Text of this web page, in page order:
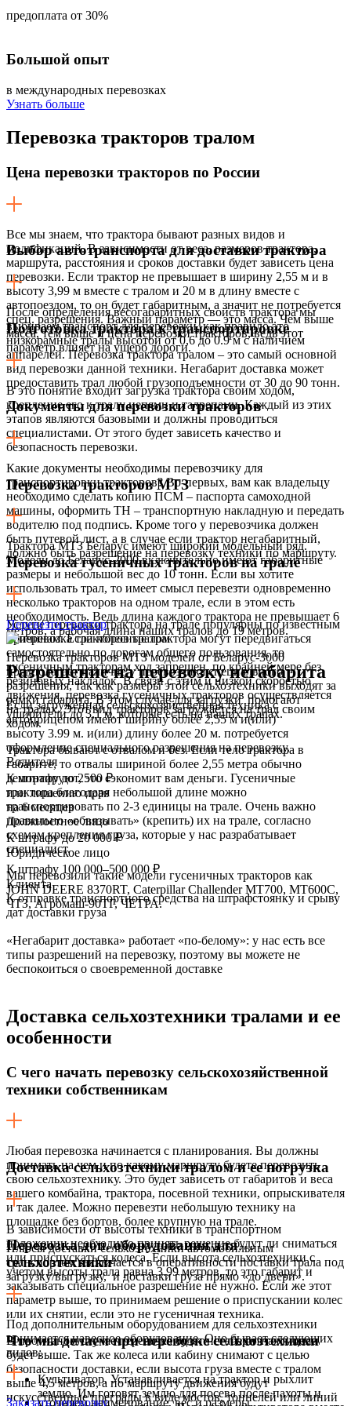
предоплата от 30%
Большой опыт
в международных перевозках
Узнать больше
Перевозка тракторов тралом
Цена перевозки тракторов по России
Все мы знаем, что трактора бывают разных видов и
модификаций. В зависимости от веса, размеров трактора,
маршрута, расстояния и сроков доставки будет зависеть цена
перевозки. Если трактор не превышает в ширину 2,55 м и в
высоту 3,99 м вместе с тралом и 20 м в длину вместе с
автопоездом, то он будет габаритным, а значит не потребуется
спец. разрешения. Важный параметр — это масса. Чем выше
масса, тем выше и цена перевозки тракторов, ведь этот
параметр влияет на ущерб дороги.
Выбор автотранспорта для доставки трактора
После определения весогабаритных свойств трактора мы
выбираем транспорт для перевозки, как правило это
низкорамные тралы высотой от 0,6 до 0.9 м с наличием
аппарелей. Перевозка трактора тралом – это самый основной
вид перевозки данной техники. Негабарит доставка может
предоставить трал любой грузоподъемности от 30 до 90 тонн.
Подготовка трактора к транспортировке
В это понятие входит загрузка трактора своим ходом,
крепление его к тралу цепями и талрепами. Каждый из этих
этапов являются базовыми и должны проводиться
специалистами. От этого будет зависеть качество и
безопасность перевозки.
Документы для перевозки тракторов
Какие документы необходимы перевозчику для
транспортировки тракторов? Во-первых, вам как владельцу
необходимо сделать копию ПСМ – паспорта самоходной
машины, оформить ТН – транспортную накладную и передать
водителю под подпись. Кроме того у перевозчика должен
быть путевой лист, а в случае если трактор негабаритный,
должно быть разрешение на перевозку техники по маршруту.
Перевозка тракторов МТЗ
Трактора МТЗ Беларус имеют широкий модельный ряд.
Модели до Беларус-2000 включительно имеют габаритные
размеры и небольшой вес до 10 тонн. Если вы хотите
использовать трал, то имеет смысл перевезти одновременно
несколько тракторов на одном трале, если в этом есть
необходимость. Ведь длина каждого трактора не превышает 6
метров, а рабочая длина наших тралов до 19 метров.
Перевозка тракторов МТЗ моделей от Беларус-3000
предполагает наличие у перевозчика специального
разрешения, так как размеры этой сельхозтехники выходят за
рамки габарита. В этом случае для загрузки помогают
уширители до 3,1 м, которые есть на наших тралах.
Перевозка гусеничных тракторов на трале
Услуги перевозки трактора на трале популярны по известным
причинам. Если колесные трактора могут передвигаться
самостоятельно по дорогам общего пользования, то
гусеничным тракторам ход запрещен, по крайней мере без
резиновых накладок. В связи с этим и низкой скоростью
движения, перевозка гусеничных тракторов осуществляется
на тралах. Этот вид тракторов загружается на трал своим
ходом.
Трактора бывают с отвалом и без. Если тело трактора в
габарите, то отвалы шириной более 2,55 метра обычно
демонтируют, это сэкономит вам деньги. Гусеничные
трактора благодаря небольшой длине можно
транспортировать по 2-3 единицы на трале. Очень важно
правильно «обвязывать» (крепить) их на трале, согласно
схемам крепления груза, которые у нас разрабатывает
специалист.
Мы перевозили такие модели гусеничных тракторов как
JOHN DEERE 8370RT, Caterpillar Challender МТ700, МТ600С,
ЧТЗ, Агромаш-90ТГ, ЧЕТРА.
Перевезти трактор
Разрешение на перевозку негабарита
Если загруженная сельскохозяйственная техника с
автоприцепом имеют ширину более 2,55 м и(или)
высоту 3.99 м. и(или) длину более 20 м. потребуется
оформление специального разрешения на перевозку.
Водителя
К штрафу до 2500 ₽
или лишению прав
на 6 месяцев
Должностное лицо
К штрафу до 20 000 ₽
Юридическое лицо
К штрафу 100 000–500 000 ₽
Клиента
К отправке транспортного средства на штрафстоянку и срыву
дат доставки груза
«Негабарит доставка» работает «по-белому»: у нас есть все
типы разрешений на перевозку, поэтому вы можете не
беспокоиться о своевременной доставке
Доставка сельхозтехники тралами и ее
особенности
С чего начать перевозку сельскохозяйственной
техники собственникам
Любая перевозка начинается с планирования. Вы должны
понимать на чем и по какому маршруту будете перевозить
свою сельхозтехнику. Это будет зависеть от габаритов и веса
вашего комбайна, трактора, посевной техники, опрыскивателя
и так далее. Можно перевезти небольшую технику на
площадке без бортов, более крупную на трале.
Плюсы доставки сельхозтехники автомобильным
транспортом заключается в оперативности поставки трала под
загрузку/выгрузку, и доставки груза прямо «до двери».
Доставка сельхозтехники тралом и ее погрузка
В зависимости от высоты техники в транспортном
положении необходимо принять решение будут ли сниматься
или приспускаться колеса. Если высота сельхозтехники с
учетом высоты трала равна 3.99 метров, то это габарит и
заказывать специальное разрешение не нужно. Если же этот
параметр выше, то принимаем решение о приспускании колес
или их снятии, если это не гусеничная техника.
В противном случае перевозка будет негабаритная и цена
будет выше. Так же колеса или кабину снимают с целью
безопасности доставки, если высота груза вместе с тралом
выше 4,5 метров, а по маршруту движения будут
искусственные преграды в виде мостов, тоннелей или линий
Перевозка доп. оборудования для
сельхозтехники
Под дополнительным оборудованием для сельхозтехники
понимается навесное оборудование. Оно бывает следующих
видов:
Культиватор. Устанавливается на трактор и рыхлит
землю. Им готовят землю для посева после пахоты и
Что мы делаем при перевозке сельхозтехники
уточняем наименование, вес и размеры
Заказать перевозку